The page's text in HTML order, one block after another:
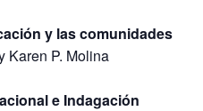
y las comunidades
Karen P. Molina
e Indagación